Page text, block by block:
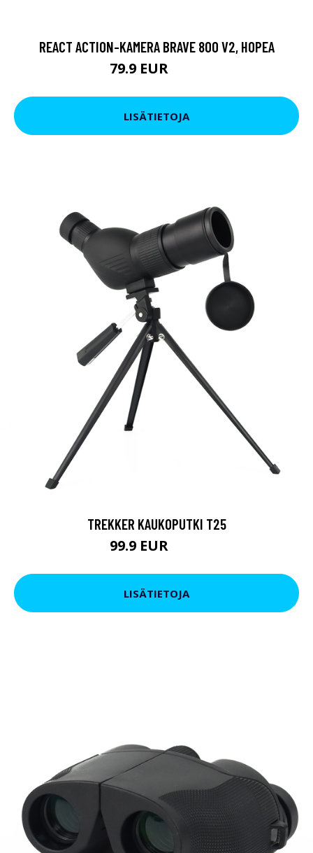
REACT ACTION-KAMERA BRAVE 800 V2, HOPEA
79.9 EUR
LISÄTIETOJA
TREKKER KAUKOPUTKI T25
99.9 EUR
LISÄTIETOJA